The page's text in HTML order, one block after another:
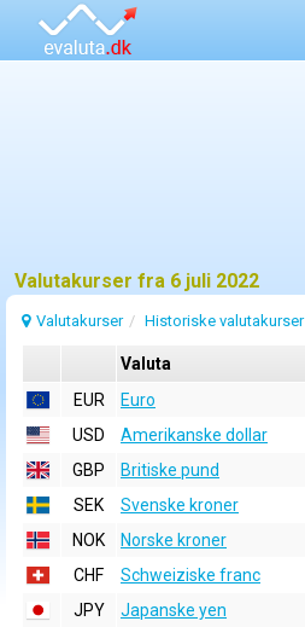
Valutakurser fra 6 juli 2022
Valutakurser Historiske valutakurser
Valuta
EUR
Euro
USD
Amerikanske dollar
GBP
Britiske pund
SEK
Svenske kroner
NOK
Norske kroner
CHF
Schweiziske franc
JPY
Japanske yen